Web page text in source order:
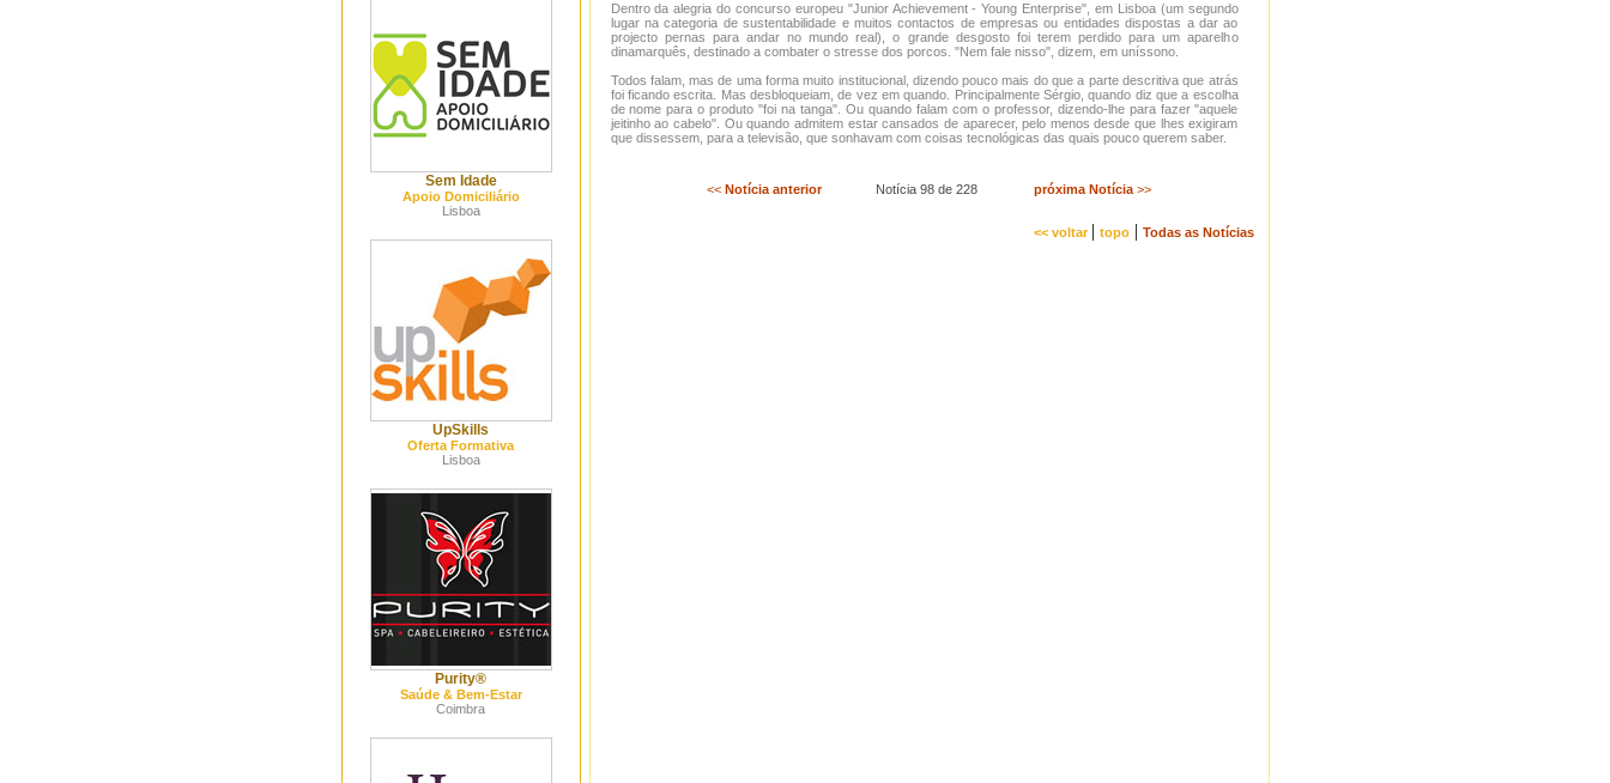
Sem Idade
Apoio Domiciliário
Lisboa
UpSkills
Oferta Formativa
Lisboa
Purity®
Saúde & Bem-Estar
Coimbra
Dentro da alegria do concurso europeu "Junior Achievement - Young Enterprise", em Lisboa (um segundo
lugar na categoria de sustentabilidade e muitos contactos de empresas ou entidades dispostas a dar ao
projecto pernas para andar no mundo real), o grande desgosto foi terem perdido para um aparelho
dinamarquês, destinado a combater o stresse dos porcos. "Nem fale nisso", dizem, em uníssono.
Todos falam, mas de uma forma muito institucional, dizendo pouco mais do que a parte descritiva que atrás
foi ficando escrita. Mas desbloqueiam, de vez em quando. Principalmente Sérgio, quando diz que a escolha
de nome para o produto "foi na tanga". Ou quando falam com o professor, dizendo-lhe para fazer "aquele
jeitinho ao cabelo". Ou quando admitem estar cansados de aparecer, pelo menos desde que lhes exigiram
que dissessem, para a televisão, que sonhavam com coisas tecnológicas das quais pouco querem saber.
<< Notícia anteriorNotícia 98 de 228 próxima Notícia >>
<< voltar | topo| Todas as Notícias